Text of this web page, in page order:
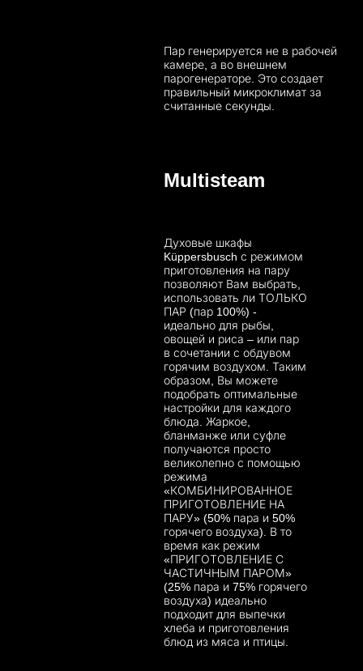
Пар генерируется не в рабочей
камере, а во внешнем
парогенераторе. Это создает
правильный микроклимат за
считанные секунды.
Multisteam
Духовые шкафы
Küppersbusch с режимом
приготовления на пару
позволяют Вам выбрать,
использовать ли ТОЛЬКО
ПАР (пар 100%) -
идеально для рыбы,
овощей и риса – или пар
в сочетании с обдувом
горячим воздухом. Таким
образом, Вы можете
подобрать оптимальные
настройки для каждого
блюда. Жаркое,
бланманже или суфле
получаются просто
великолепно с помощью
режима
«КОМБИНИРОВАННОЕ
ПРИГОТОВЛЕНИЕ НА
ПАРУ» (50% пара и 50%
горячего воздуха). В то
время как режим
«ПРИГОТОВЛЕНИЕ С
ЧАСТИЧНЫМ ПАРОМ»
(25% пара и 75% горячего
воздуха) идеально
подходит для выпечки
хлеба и приготовления
блюд из мяса и птицы.